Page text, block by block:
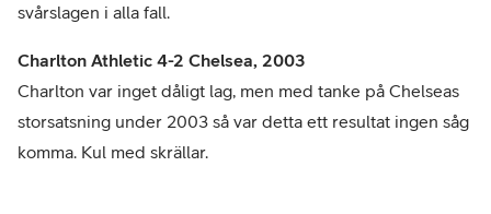
svårslagen i alla fall.
Charlton Athletic 4-2 Chelsea, 2003
Charlton var inget dåligt lag, men med tanke på Chelseas
storsatsning under 2003 så var detta ett resultat ingen såg
komma. Kul med skrällar.